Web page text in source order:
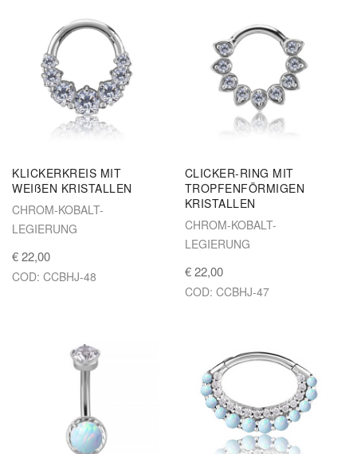
KLICKERKREIS MIT
WEIßEN KRISTALLEN
CHROM-KOBALT-
LEGIERUNG
€ 22,00
COD: CCBHJ-48
CLICKER-RING MIT
TROPFENFÖRMIGEN
KRISTALLEN
CHROM-KOBALT-
LEGIERUNG
€ 22,00
COD: CCBHJ-47